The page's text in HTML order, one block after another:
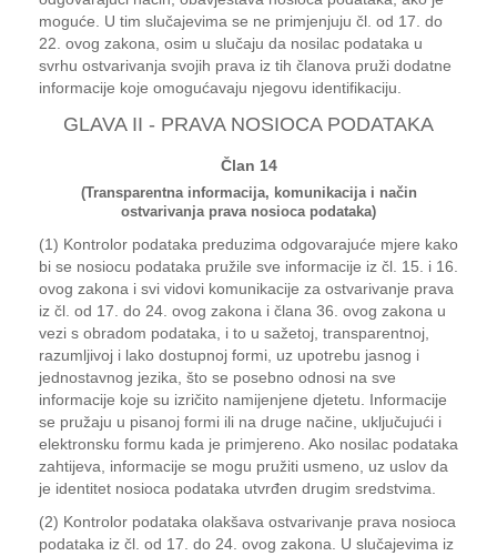
moguće. U tim slučajevima se ne primjenjuju čl. od 17. do
22. ovog zakona, osim u slučaju da nosilac podataka u
svrhu ostvarivanja svojih prava iz tih članova pruži dodatne
informacije koje omogućavaju njegovu identifikaciju.
GLAVA II - PRAVA NOSIOCA PODATAKA
Član 14
(Transparentna informacija, komunikacija i način
ostvarivanja prava nosioca podataka)
(1) Kontrolor podataka preduzima odgovarajuće mjere kako
bi se nosiocu podataka pružile sve informacije iz čl. 15. i 16.
ovog zakona i svi vidovi komunikacije za ostvarivanje prava
iz čl. od 17. do 24. ovog zakona i člana 36. ovog zakona u
vezi s obradom podataka, i to u sažetoj, transparentnoj,
razumljivoj i lako dostupnoj formi, uz upotrebu jasnog i
jednostavnog jezika, što se posebno odnosi na sve
informacije koje su izričito namijenjene djetetu. Informacije
se pružaju u pisanoj formi ili na druge načine, uključujući i
elektronsku formu kada je primjereno. Ako nosilac podataka
zahtijeva, informacije se mogu pružiti usmeno, uz uslov da
je identitet nosioca podataka utvrđen drugim sredstvima.
(2) Kontrolor podataka olakšava ostvarivanje prava nosioca
podataka iz čl. od 17. do 24. ovog zakona. U slučajevima iz